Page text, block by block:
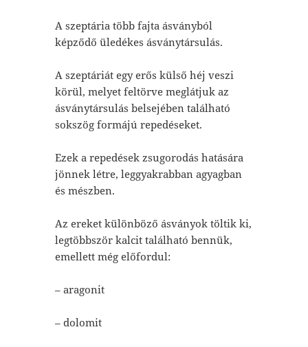
A szeptária több fajta ásványból
képződő üledékes ásványtársulás.
A szeptáriát egy erős külső héj veszi
körül, melyet feltörve meglátjuk az
ásványtársulás belsejében található
sokszög formájú repedéseket.
Ezek a repedések zsugorodás hatására
jönnek létre, leggyakrabban agyagban
és mészben.
Az ereket különböző ásványok töltik ki,
legtöbbször kalcit található bennük,
emellett még előfordul:
– aragonit
– dolomit